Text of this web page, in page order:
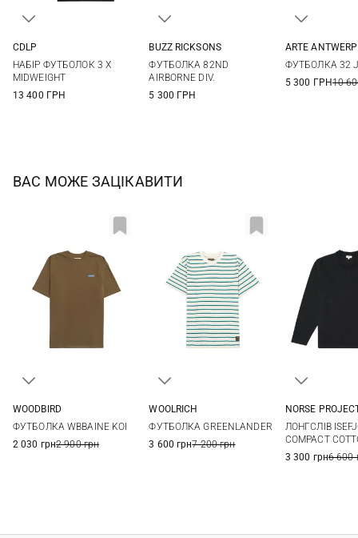
XXL
3XL
CDLP
НАБІР ФУТБОЛОК 3 X
MIDWEIGHT
13 400 ГРН
BUZZ RICKSONS
ФУТБОЛКА 82ND
AIRBORNE DIV.
5 300 ГРН
ARTE ANTWERP
ФУТБОЛКА 32
5 300 ГРН10
ВАС МОЖЕ ЗАЦІКАВИТИ
WOODBIRD
ФУТБОЛКА WBBAINE KOI
2 030 грн2 900 грн
WOOLRICH
ФУТБОЛКА GREENLANDER
3 600 грн7 200 грн
NORSE
ЛОНГСЛІВ
COMPACT
3 300 грн6 600